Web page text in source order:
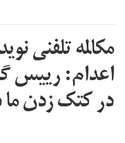
مکالمه تلفنی
اعدام: رییس
در کتک زدن